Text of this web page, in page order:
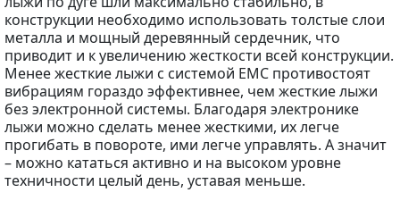
конструкции необходимо использовать толстые слои
металла и мощный деревянный сердечник, что
приводит и к увеличению жесткости всей конструкции.
Менее жесткие лыжи с системой EMC противостоят
вибрациям гораздо эффективнее, чем жесткие лыжи
без электронной системы. Благодаря электронике
лыжи можно сделать менее жесткими, их легче
прогибать в повороте, ими легче управлять. А значит
– можно кататься активно и на высоком уровне
техничности целый день, уставая меньше.